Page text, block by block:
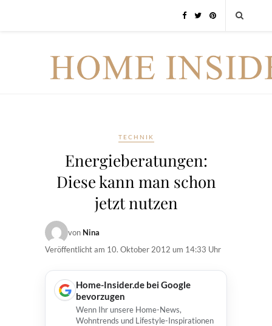
TECHNIK
Energieberatungen:
Diese kann man schon
jetzt nutzen
von Nina
Veröffentlicht am 10. Oktober 2012 um 14:33 Uhr
Home-Insider.de bei Google
bevorzugen
Wenn Ihr unsere Home-News,
Wohntrends und Lifestyle-Inspirationen